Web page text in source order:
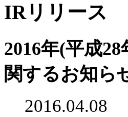
IRリリース
2016年(平成
関するお知ら
2016.04.08